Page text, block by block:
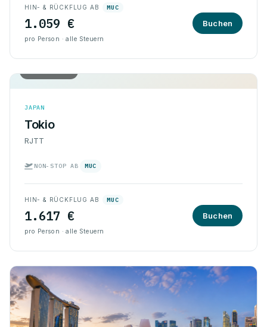
HIN- & RÜCKFLUG AB MUC
1.059 €
pro Person · alle Steuern
Buchen
JAPAN
Tokio
RJTT
NON-STOP AB MUC
HIN- & RÜCKFLUG AB MUC
1.617 €
pro Person · alle Steuern
Buchen